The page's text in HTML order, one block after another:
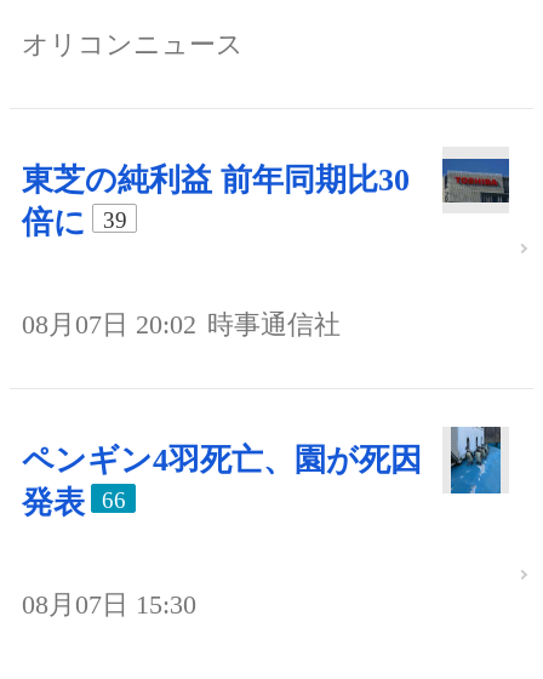
オリコンニュース
東芝の純利益 前年同期比30
倍に
39
08月07日 20:02 時事通信社
ペンギン4羽死亡、園が死因
発表
66
08月07日 15:30